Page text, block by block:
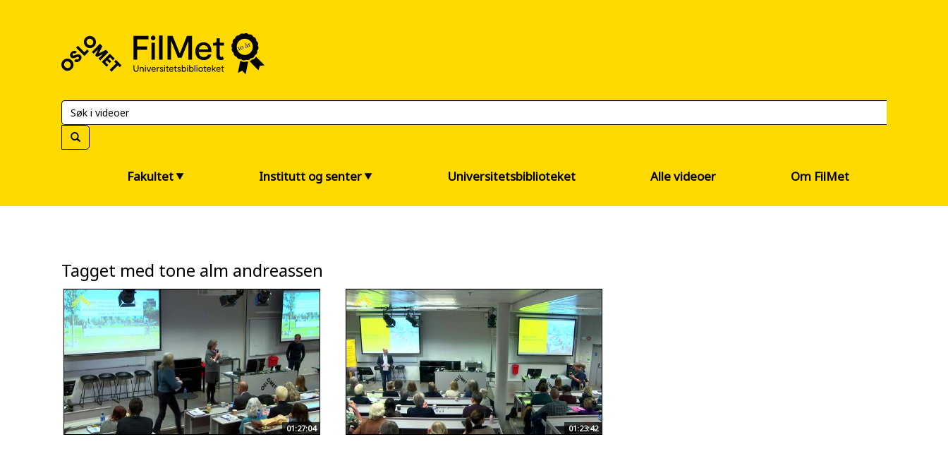
Universitetsbiblioteket
Fakultet Institutt og senter Universitetsbiblioteket Alle videoer Om FilMet
Tagget med tone alm andreassen
01:27:04 01:23:42